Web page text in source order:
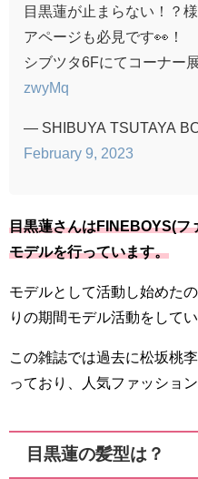
目黒蓮が止まらない！？
アページも必見です👀！
シブツタ6Fにてコーナー
zwyMq
— SHIBUYA TSUTAYA
February 9, 2023
目黒蓮さんはFINEBOYS(フ
モデルを行っています。
モデルとして活動し始めた
りの期間モデル活動をしてい
この雑誌では過去に松坂桃
っており、人気ファッショ
目黒蓮の髪型は？